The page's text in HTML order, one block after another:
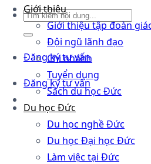
Đăng ký tư vấn
Đăng ký tư vấn
Giới thiệu
Giới thiệu tập đoàn
Đội ngũ lãnh đạo
Chi nhánh
Tuyển dụng
Sách du học Đức
Du học Đức
Du học nghề Đức
Du học Đại học Đức
Làm việc tại Đức